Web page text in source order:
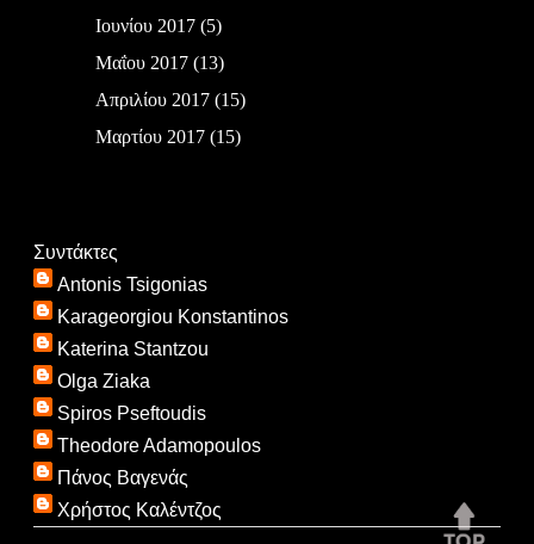
Ιουνίου 2017(5)
Μαΐου 2017(13)
Απριλίου 2017(15)
Μαρτίου 2017(15)
Συντάκτες
Antonis Tsigonias
Karageorgiou Konstantinos
Katerina Stantzou
Olga Ziaka
Spiros Pseftoudis
Theodore Adamopoulos
Πάνος Βαγενάς
Χρήστος Καλέντζος